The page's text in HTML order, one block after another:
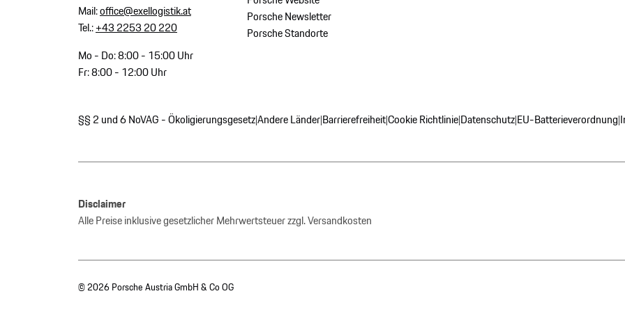
Mail:office@exellogistik.at
Tel.:+43 2253 20 220
Mo - Do: 8:00 - 15:00 Uhr
Fr: 8:00 - 12:00 Uhr
Porsche Newsletter
Porsche Standorte
§§ 2 und 6 NoVAG - Ökoligierungsgesetz|Andere Länder|Barrierefreiheit|Cookie Richtlinie|Datenschutz|EU-Batterieverordnung|
Disclaimer
Alle Preise inklusive gesetzlicher Mehrwertsteuer zzgl. Versandkosten
© 2026 Porsche Austria GmbH & Co OG